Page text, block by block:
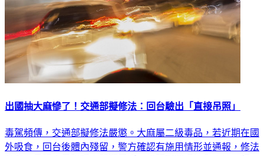
出國抽大麻慘了！交通部擬修法：回台驗出「直接吊照」
毒駕頻傳，交通部擬修法嚴懲。大麻屬二級毒品，若近期在國
外吸食，回台後體內殘留，警方確認有施用情形並通報，修法